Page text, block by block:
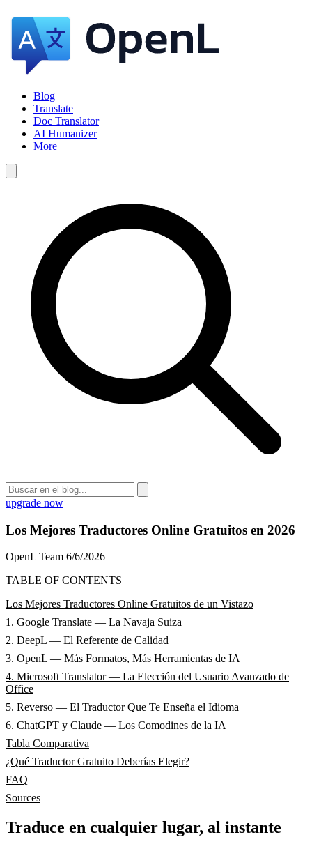
Blog
Translate
Doc Translator
AI Humanizer
More
upgrade now
Los Mejores Traductores Online Gratuitos en 2026
OpenL Team 6/6/2026
TABLE OF CONTENTS
Los Mejores Traductores Online Gratuitos de un Vistazo
1. Google Translate — La Navaja Suiza
2. DeepL — El Referente de Calidad
3. OpenL — Más Formatos, Más Herramientas de IA
4. Microsoft Translator — La Elección del Usuario Avanzado de
Office
5. Reverso — El Traductor Que Te Enseña el Idioma
6. ChatGPT y Claude — Los Comodines de la IA
Tabla Comparativa
¿Qué Traductor Gratuito Deberías Elegir?
FAQ
Sources
Traduce en cualquier lugar, al instante